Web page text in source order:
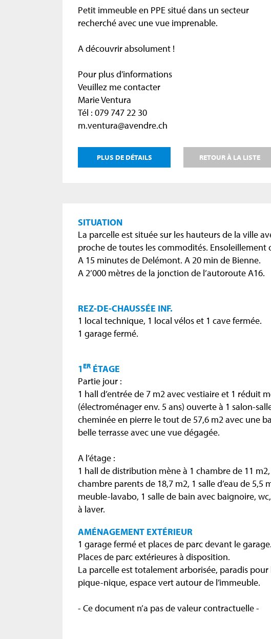
Petit immeuble en PPE situé dans un secteur
recherché avec une vue imprenable.
A découvrir absolument !
Pour plus d'informations
Veuillez me contacter
Marie Ventura
Tél : 079 747 22 30
m.ventura@avendre.ch
PLUS DE DÉTAILS RETOUR À LA LISTE
SITUATION
La parcelle est située sur les hauteurs de la ville
proche de toutes les commodités. Ensoleillement
A 15 minutes de Delémont. A 20 min de Bienne.
A 2’000 mètres de la jonction de l’autoroute A16.
REZ-DE-CHAUSSÉE INF.
1 local technique, 1 local vélos et 1 cave fermée.
1 garage fermé.
1 ER ÉTAGE
Partie jour :
1 hall d’entrée de 7 m2 avec vestiaire et 1 réduit
(électroménager env. 5 ans) ouverte à 1 salon-
cheminée en pierre le tout de 57,6 m2 avec une
belle terrasse avec une vue dégagée.
A l’étage :
1 hall de distribution mène à 1 chambre de 11
chambre parents de 18,7 m2, 1 salle d’eau de 5,5
meuble-lavabo, 1 salle de bain avec baignoire,
à laver.
AMÉNAGEMENT EXTÉRIEUR
1 garage fermé et places de parc devant le garage.
Places de parc extérieures à disposition.
La parcelle est totalement arborisée, paradis pour
pique-nique, espace vert autour de l’immeuble.
- Ce document n’a pas de valeur contractuelle -